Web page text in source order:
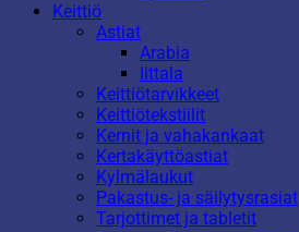
Keittiö
Astiat
Arabia
Iittala
Keittiötarvikkeet
Keittiötekstiilit
Kernit ja vahakankaat
Kertakäyttöastiat
Kylmälaukut
Pakastus- ja säilytysrasiat
Tarjottimet ja tabletit